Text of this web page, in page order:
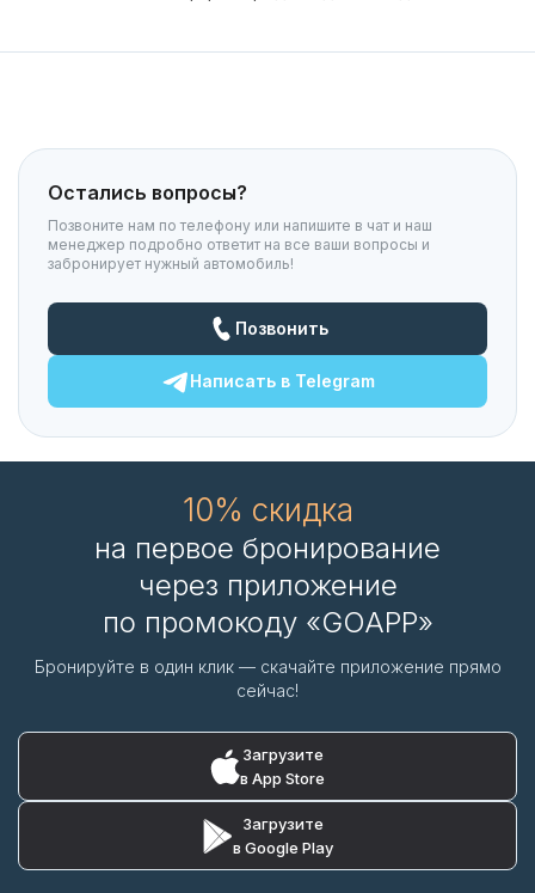
Остались вопросы?
Позвоните нам по телефону или напишите в чат и наш
менеджер подробно ответит на все ваши вопросы и
забронирует нужный автомобиль!
Позвонить
Написать вTelegram
10% скидка
на первое бронирование
через приложение
по промокоду «GOAPP»
Бронируйте в один клик — скачайте приложение прямо
сейчас!
Загрузите
в App Store
Загрузите
в Google Play